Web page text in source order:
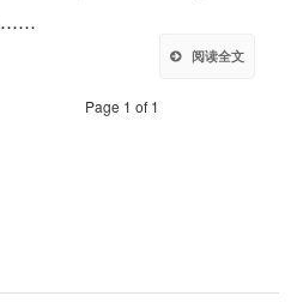
……
阅读全文
Page 1 of 1